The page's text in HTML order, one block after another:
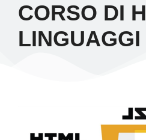
CORSO DI